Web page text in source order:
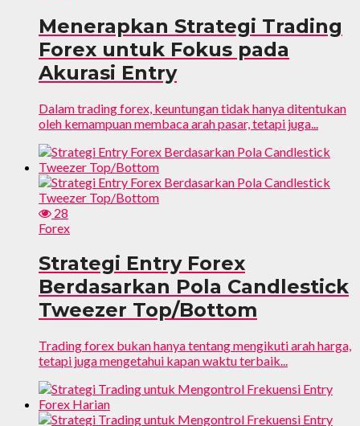
Menerapkan Strategi Trading
Forex untuk Fokus pada
Akurasi Entry
Dalam trading forex, keuntungan tidak hanya ditentukan
oleh kemampuan membaca arah pasar, tetapi juga...
28
Forex
Strategi Entry Forex
Berdasarkan Pola Candlestick
Tweezer Top/Bottom
Trading forex bukan hanya tentang mengikuti arah harga,
tetapi juga mengetahui kapan waktu terbaik...